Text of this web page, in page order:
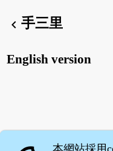
chevron_left手三里
English version
本網站採用